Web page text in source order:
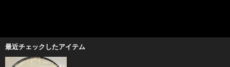
最近チェックしたアイテム